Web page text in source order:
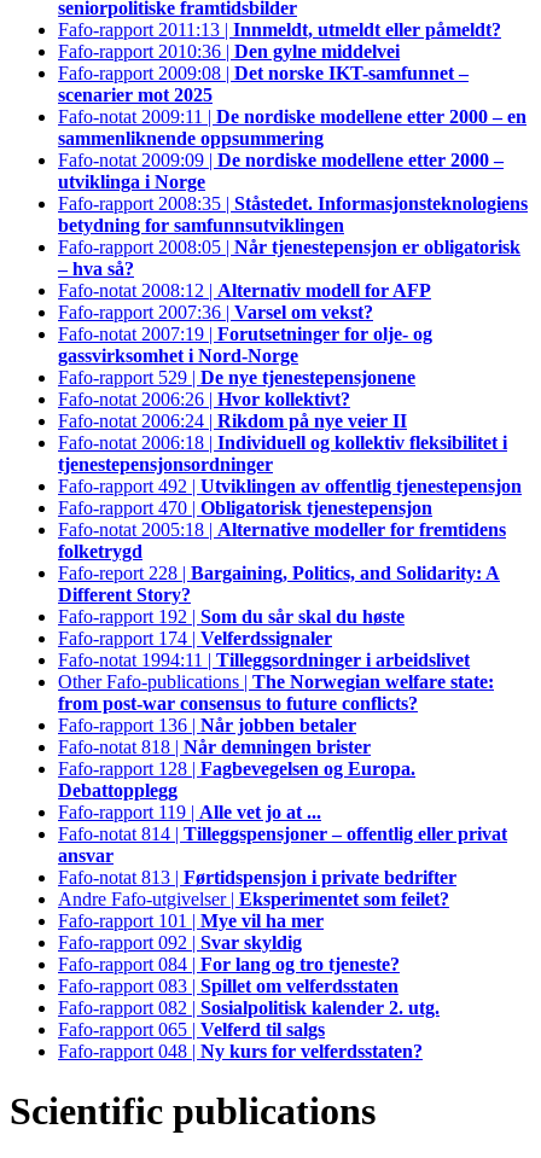
seniorpolitiske framtidsbilder
Fafo-rapport 2011:13 | Innmeldt, utmeldt eller påmeldt?
Fafo-rapport 2010:36 | Den gylne middelvei
Fafo-rapport 2009:08 | Det norske IKT-samfunnet –
scenarier mot 2025
Fafo-notat 2009:11 | De nordiske modellene etter 2000 – en
sammenliknende oppsummering
Fafo-notat 2009:09 | De nordiske modellene etter 2000 –
utviklinga i Norge
Fafo-rapport 2008:35 | Ståstedet. Informasjonsteknologiens
betydning for samfunnsutviklingen
Fafo-rapport 2008:05 | Når tjenestepensjon er obligatorisk
– hva så?
Fafo-notat 2008:12 | Alternativ modell for AFP
Fafo-rapport 2007:36 | Varsel om vekst?
Fafo-notat 2007:19 | Forutsetninger for olje- og
gassvirksomhet i Nord-Norge
Fafo-rapport 529 | De nye tjenestepensjonene
Fafo-notat 2006:26 | Hvor kollektivt?
Fafo-notat 2006:24 | Rikdom på nye veier II
Fafo-notat 2006:18 | Individuell og kollektiv fleksibilitet i
tjenestepensjonsordninger
Fafo-rapport 492 | Utviklingen av offentlig tjenestepensjon
Fafo-rapport 470 | Obligatorisk tjenestepensjon
Fafo-notat 2005:18 | Alternative modeller for fremtidens
folketrygd
Fafo-report 228 | Bargaining, Politics, and Solidarity: A
Different Story?
Fafo-rapport 192 | Som du sår skal du høste
Fafo-rapport 174 | Velferdssignaler
Fafo-notat 1994:11 | Tilleggsordninger i arbeidslivet
Other Fafo-publications | The Norwegian welfare state:
from post-war consensus to future conflicts?
Fafo-rapport 136 | Når jobben betaler
Fafo-notat 818 | Når demningen brister
Fafo-rapport 128 | Fagbevegelsen og Europa.
Debattopplegg
Fafo-rapport 119 | Alle vet jo at ...
Fafo-notat 814 | Tilleggspensjoner – offentlig eller privat
ansvar
Fafo-notat 813 | Førtidspensjon i private bedrifter
Andre Fafo-utgivelser | Eksperimentet som feilet?
Fafo-rapport 101 | Mye vil ha mer
Fafo-rapport 092 | Svar skyldig
Fafo-rapport 084 | For lang og tro tjeneste?
Fafo-rapport 083 | Spillet om velferdsstaten
Fafo-rapport 082 | Sosialpolitisk kalender 2. utg.
Fafo-rapport 065 | Velferd til salgs
Fafo-rapport 048 | Ny kurs for velferdsstaten?
Scientific publications